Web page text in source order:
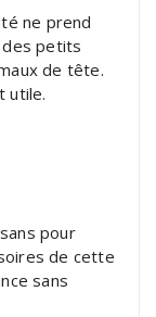
ne prend
petits
de tête.
utile.
pour
de cette
sans